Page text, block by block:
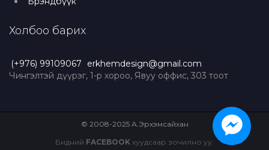
Холбоо барих
(+976) 99109067
erkhemdesign@gmail.com
Чингэлтэй дүүрэг, 1-р хороо, Явуу оффис, 303 тоот
© 2008-2025 А.Эрхэмсайхан
Бидний FACEBOOK хуудсаар зочилно уу.